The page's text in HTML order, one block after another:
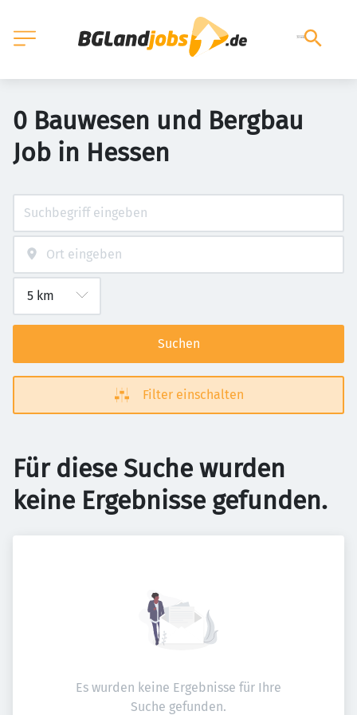
0 Bauwesen und Bergbau
Job in Hessen
Suchen
Filter einschalten
Für diese Suche wurden
keine Ergebnisse gefunden.
Es wurden keine Ergebnisse für Ihre
Suche gefunden.